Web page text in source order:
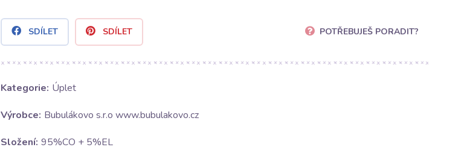
SDÍLET SDÍLET POTŘEBUJEŠ PORADIT?
Kategorie: Úplet
Výrobce: Bubulákovo s.r.o www.bubulakovo.cz
Složení: 95%CO + 5%EL